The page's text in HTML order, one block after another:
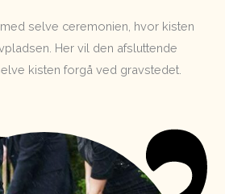
selve ceremonien, hvor kisten
Her vil den afsluttende
kisten forgå ved gravstedet.